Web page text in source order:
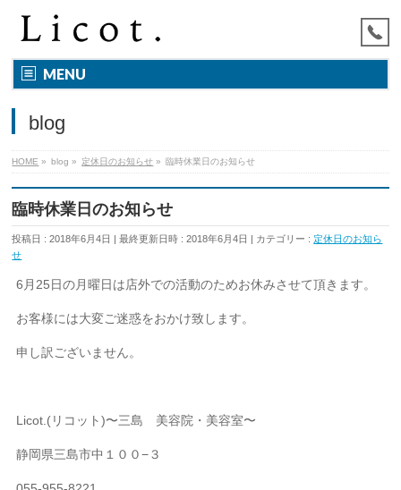
MENU
blog
HOME » blog » 定休日のお知らせ » 臨時休業日のお知らせ
臨時休業日のお知らせ
投稿日 : 2018年6月4日 最終更新日時 : 2018年6月4日 カテゴリー :定休日のお知ら
せ
6月25日の月曜日は店外での活動のためお休みさせて頂きます。
お客様には大変ご迷惑をおかけ致します。
申し訳ございません。
Licot.(リコット)〜三島 美容院・美容室〜
静岡県三島市中１００−３